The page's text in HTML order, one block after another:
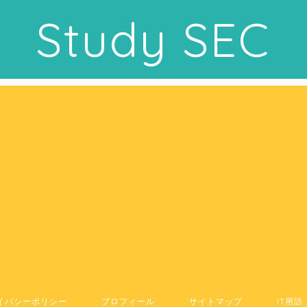
Study SEC
バシーポリシー プロフィール サイトマップ IT用語